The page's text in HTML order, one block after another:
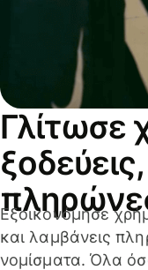
Γλίτωσε
Εξοικονόμησε
και λαμβάνεις
νομίσματα. Όλα